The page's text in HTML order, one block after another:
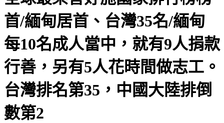
首/緬甸居首、台灣35名/緬甸
每10名成人當中，就有9人捐款
行善，另有5人花時間做志工。
台灣排名第35，中國大陸排倒
數第2